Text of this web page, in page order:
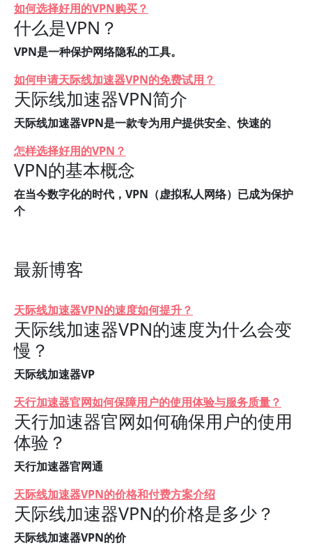
如何选择好用的VPN购买？
什么是VPN？
VPN是一种保护网络隐私的工具。
如何申请天际线加速器VPN的免费试用？
天际线加速器VPN简介
天际线加速器VPN是一款专为用户提供安全、快速的
怎样选择好用的VPN？
VPN的基本概念
在当今数字化的时代，VPN（虚拟私人网络）已成为保护
个
最新博客
天际线加速器VPN的速度如何提升？
天际线加速器VPN的速度为什么会变
慢？
天际线加速器VP
天行加速器官网如何保障用户的使用体验与服务质量？
天行加速器官网如何确保用户的使用
体验？
天行加速器官网通
天际线加速器VPN的价格和付费方案介绍
天际线加速器VPN的价格是多少？
天际线加速器VPN的价